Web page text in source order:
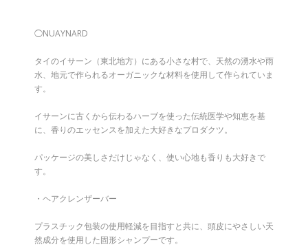
◯NUAYNARD
タイのイサーン（東北地方）にある小さな村で、天然の湧水や雨
水、地元で作られるオーガニックな材料を使用して作られていま
す。
イサーンに古くから伝わるハーブを使った伝統医学や知恵を基
に、香りのエッセンスを加えた大好きなプロダクツ。
パッケージの美しさだけじゃなく、使い心地も香りも大好きで
す。
・ヘアクレンザーバー
プラスチック包装の使用軽減を目指すと共に、頭皮にやさしい天
然成分を使用した固形シャンプーです。